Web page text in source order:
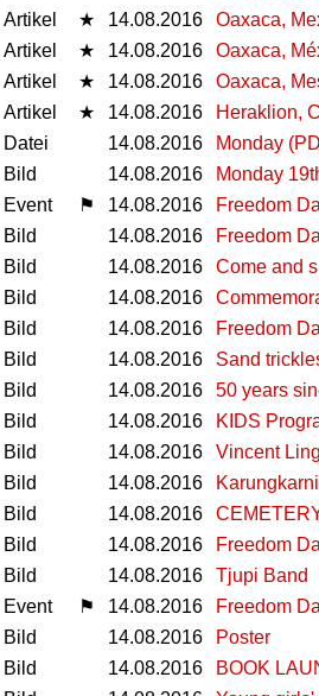
Artikel ★ 14.08.2016
Oaxaca,
Artikel ★ 14.08.2016
Oaxaca,
Artikel ★ 14.08.2016
Oaxaca,
Artikel ★ 14.08.2016
Heraklion,
Datei 14.08.2016
Monday
Bild 14.08.2016
Monday
Event ⚑ 14.08.2016
Freedom
Bild 14.08.2016
Freedom
Bild 14.08.2016
Come and
Bild 14.08.2016
Bild 14.08.2016
Freedom
Bild 14.08.2016
Sand
Bild 14.08.2016
50 years
Bild 14.08.2016
KIDS
Bild 14.08.2016
Vincent
Bild 14.08.2016
Bild 14.08.2016
Bild 14.08.2016
Freedom
Bild 14.08.2016
Tjupi Band
Event ⚑ 14.08.2016
Freedom
Bild 14.08.2016
Poster
Bild 14.08.2016
BOOK